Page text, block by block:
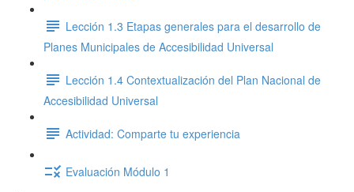
Lección 1.3 Etapas generales para el desarrollo de
Planes Municipales de Accesibilidad Universal
Lección 1.4 Contextualización del Plan Nacional de
Accesibilidad Universal
Actividad: Comparte tu experiencia
Evaluación Módulo 1